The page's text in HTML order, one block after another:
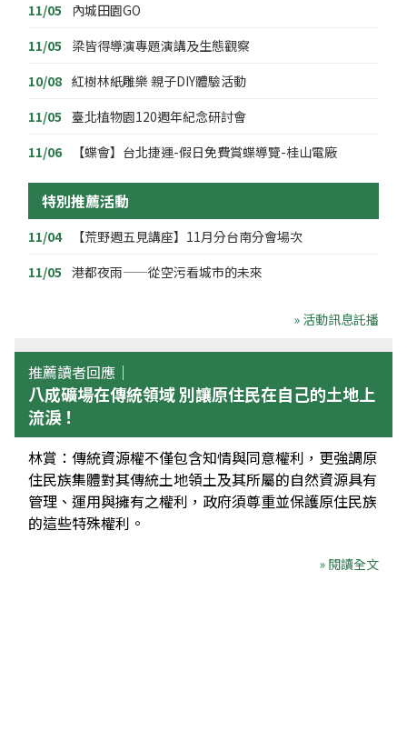
11/05
內城田園GO
11/05
梁皆得導演專題演講及生態觀察
10/08 紅樹林紙雕樂 親子DIY體驗活動
11/05 臺北植物園120週年紀念研討會
11/06
【蝶會】台北捷運-假日免費賞蝶導覽-桂山電廠
特別推薦活動
11/04
【荒野週五見講座】11月分台南分會場次
11/05 港都夜雨——從空污看城市的未來
» 活動訊息託播
推薦讀者回應｜
八成礦場在傳統領域 別讓原住民在自己的土地上
流淚！
林賞：傳統資源權不僅包含知情與同意權利，更強調原
住民族集體對其傳統土地領土及其所屬的自然資源具有
管理、運用與擁有之權利，政府須尊重並保護原住民族
的這些特殊權利。
» 閱讀全文